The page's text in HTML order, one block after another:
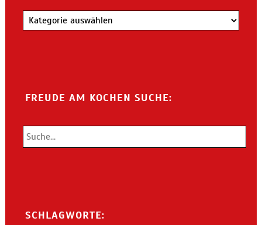
Kategorien
FREUDE AM KOCHEN SUCHE:
SCHLAGWORTE: